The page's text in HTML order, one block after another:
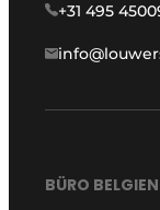
+31 495
BÜRO BELGIEN